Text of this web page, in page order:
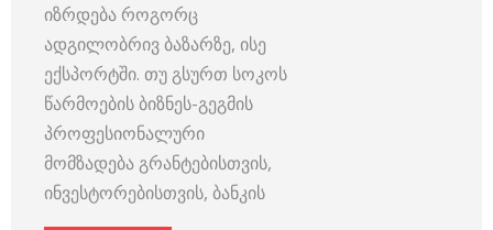
იზრდება როგორც
ადგილობრივ ბაზარზე, ისე
ექსპორტში. თუ გსურთ სოკოს
წარმოების ბიზნეს-გეგმის
პროფესიონალური
მომზადება გრანტებისთვის,
ინვესტორებისთვის, ბანკის